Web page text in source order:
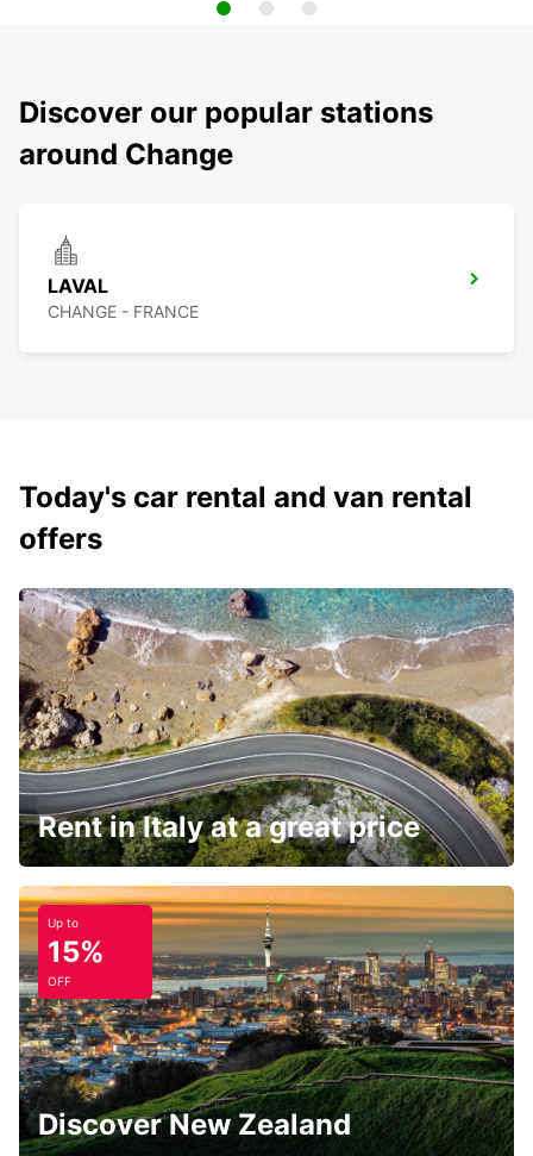
Discover our popular stations
around Change
LAVAL
CHANGE - FRANCE
Today's car rental and van rental
offers
Rent in Italy at a great price
Up to
15%
OFF
Discover New Zealand